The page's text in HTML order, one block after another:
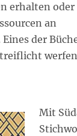
erhalten
an
der
Mit